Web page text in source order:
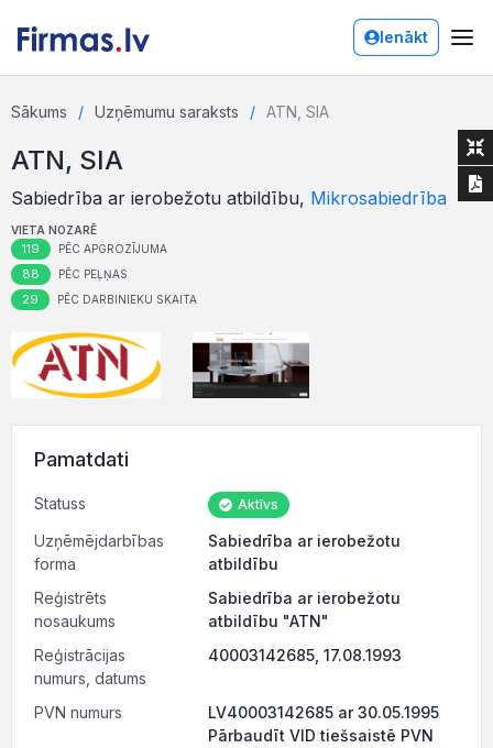
Ienākt
Sākums Uzņēmumu saraksts ATN, SIA
ATN, SIA
Sabiedrība ar ierobežotu atbildību, Mikrosabiedrība
VIETA NOZARĒ
119 PĒC APGROZĪJUMA
88 PĒC PEĻŅAS
29 PĒC DARBINIEKU SKAITA
Pamatdati
Statuss Aktīvs
Uzņēmējdarbības
forma
Sabiedrība ar ierobežotu
atbildību
Reģistrēts
nosaukums
Sabiedrība ar ierobežotu
atbildību "ATN"
Reģistrācijas
numurs, datums
40003142685, 17.08.1993
PVN numurs
LV40003142685 ar 30.05.1995
Pārbaudīt VID tiešsaistē PVN